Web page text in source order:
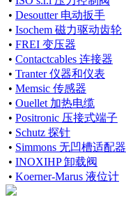
• Desoutter 电动扳手
• Isochem 磁力驱动齿轮
• FREI 变压器
• Contactcables 连接器
• Tranter 仪器和仪表
• Memsic 传感器
• Ouellet 加热电缆
• Positronic 压接式端子
• Schutz 探针
• Simmons 无凹槽适配器
• INOXIHP 卸载阀
• Koerner-Marus 液位计